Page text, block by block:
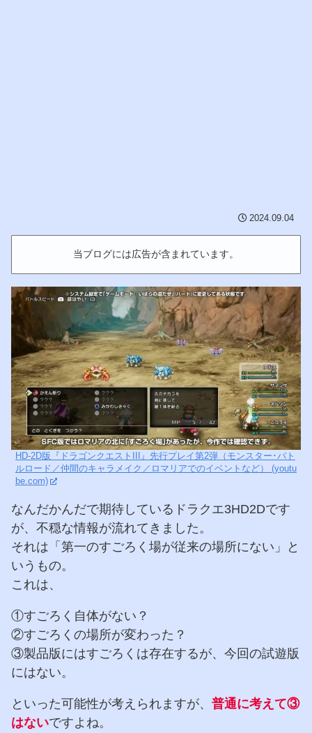
2024.09.04
当ブログには広告が含まれています。
HD-2D版『ドラゴンクエストIII』先行プレイ第2弾（モンスター･バト
ルロード／仲間のキャラメイク／ロマリアでのイベントなど） (youtu
be.com)
なんだかんだで期待しているドラクエ3HD2Dです
が、不穏な情報が流れてきました。
それは「第一のすごろく場が従来の場所にない」と
いうもの。
これは、
①すごろく自体がない？
②すごろくの場所が変わった？
③製品版にはすごろくは存在するが、今回の試遊版
にはない。
といった可能性が考えられますが、 普通に考えて③
はないですよね。